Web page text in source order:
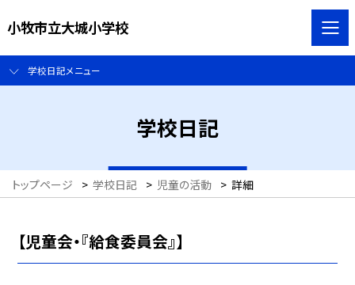
小牧市立大城小学校
学校日記メニュー
学校日記
トップページ > 学校日記 > 児童の活動 > 詳細
【児童会・『給食委員会』】